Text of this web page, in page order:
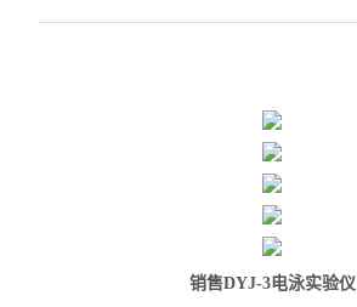
销售DYJ-3电泳实验仪